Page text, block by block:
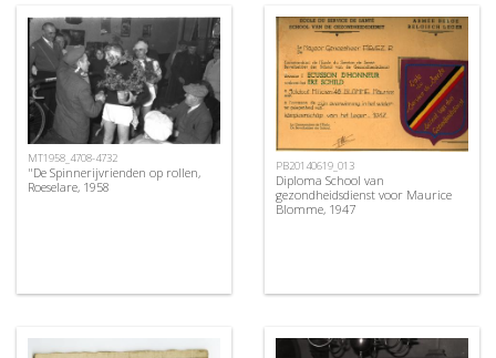
MT1958_4708-4732
"De Spinnerijvrienden op rollen,
Roeselare, 1958
PB20140619_013
Diploma School van
gezondheidsdienst voor Maurice
Blomme, 1947